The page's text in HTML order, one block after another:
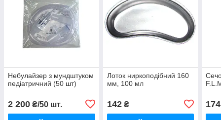
Небулайзер з мундштуком
педіатричний (50 шт)
2 200 ₴/50 шт.
Лоток ниркоподібний 160
мм, 100 мл
142₴ 174